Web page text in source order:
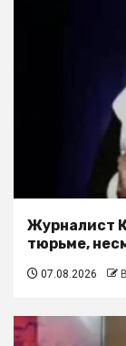
Журналист
тюрьме,
07.08.2026